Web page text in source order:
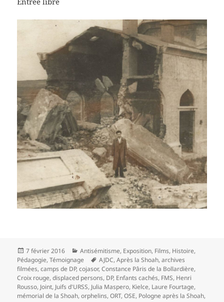
Publié
le
7 février 2016 Catégories
Antisémitisme, Exposition, Films, Histoire,
Pédagogie,Témoignage
Mots-
clés
AJDC,Après la Shoah,archives
filmées,camps de DP,cojasor,Constance Pâris de la Bollardière,
Croix rouge,displaced persons, DP, Enfants cachés, FMS, Henri
Rousso, Joint, Juifs d'URSS, Julia Maspero, Kielce, Laure Fourtage,
mémorial de la Shoah,orphelins,ORT,OSE, Pologne après la Shoah,